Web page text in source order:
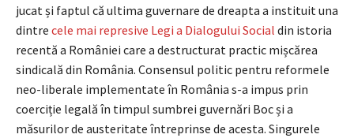
jucat și faptul că ultima guvernare de dreapta a instituit una
dintre cele mai represive Legi a Dialogului Social din istoria
recentă a României care a destructurat practic mișcărea
sindicală din România. Consensul politic pentru reformele
neo-liberale implementate în România s-a impus prin
coerciție legală în timpul sumbrei guvernări Boc și a
măsurilor de austeritate întreprinse de acesta. Singurele